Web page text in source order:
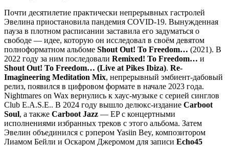
Почти десятилетие практически непрерывных гастролей
Эвелина приостановила пандемия COVID-19. Вынужденная
пауза в плотном расписании заставила его задуматься о
свободе — идее, которую он исследовал в своём девятом
полноформатном альбоме Shout Out! To Freedom… (2021). В
2022 году за ним последовали Remixed! To Freedom… и
Shout Out! To Freedom… (Live at Pikes Ibiza). Re-
Imagineering Meditation Mix, непрерывный эмбиент-дабовый
релиз, появился в цифровом формате в начале 2023 года.
Nightmares on Wax вернулись к хаус-музыке с серией синглов
Club E.A.S.E.. В 2024 году вышло делюкс-издание Carboot
Soul, а также Carboot Jazz — EP с концертными
исполнениями избранных треков с этого альбома. Затем
Эвелин объединился с рэпером Yasiin Bey, композитором
Лиамом Бейли и Оскаром Джеромом для записи Echo45